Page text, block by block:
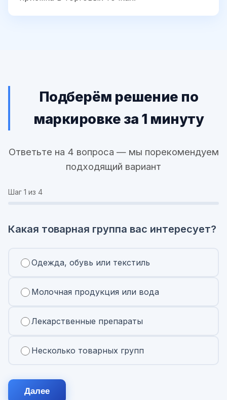
Подберём решение по
маркировке за 1 минуту
Ответьте на 4 вопроса — мы порекомендуем
подходящий вариант
Шаг 1 из 4
Какая товарная группа вас интересует?
Одежда, обувь или текстиль
Молочная продукция или вода
Лекарственные препараты
Несколько товарных групп
Далее